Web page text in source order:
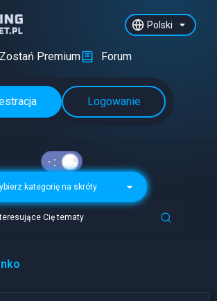
Polski
Zostań Premium Forum
Logowanie
kategorię na skróty
Cię tematy